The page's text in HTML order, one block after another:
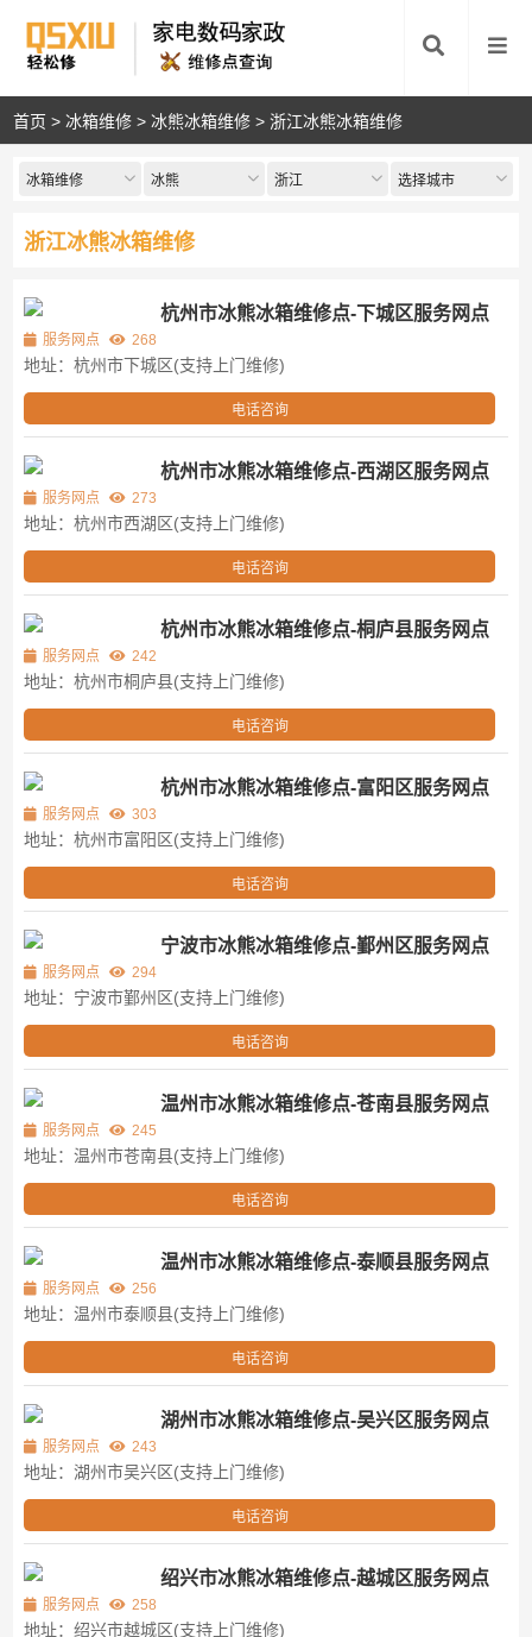
首页 >冰箱维修 >冰熊冰箱维修 >浙江冰熊冰箱维修
冰箱维修 冰熊 浙江 选择城市
浙江冰熊冰箱维修
杭州市冰熊冰箱维修点-下城区服务网点
服务网点 268
地址：杭州市下城区(支持上门维修)
电话咨询
杭州市冰熊冰箱维修点-西湖区服务网点
服务网点 273
地址：杭州市西湖区(支持上门维修)
电话咨询
杭州市冰熊冰箱维修点-桐庐县服务网点
服务网点 242
地址：杭州市桐庐县(支持上门维修)
电话咨询
杭州市冰熊冰箱维修点-富阳区服务网点
服务网点 303
地址：杭州市富阳区(支持上门维修)
电话咨询
宁波市冰熊冰箱维修点-鄞州区服务网点
服务网点 294
地址：宁波市鄞州区(支持上门维修)
电话咨询
温州市冰熊冰箱维修点-苍南县服务网点
服务网点 245
地址：温州市苍南县(支持上门维修)
电话咨询
温州市冰熊冰箱维修点-泰顺县服务网点
服务网点 256
地址：温州市泰顺县(支持上门维修)
电话咨询
湖州市冰熊冰箱维修点-吴兴区服务网点
服务网点 243
地址：湖州市吴兴区(支持上门维修)
电话咨询
绍兴市冰熊冰箱维修点-越城区服务网点
服务网点 258
地址：绍兴市越城区(支持上门维修)